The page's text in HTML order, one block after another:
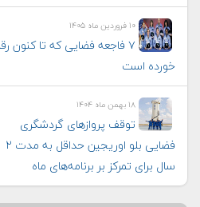
۱۰ فروردین ماه ۱۴۰۵
۷ فاجعه فضایی که تا کنون
خورده است
۱۸ بهمن ماه ۱۴۰۴
توقف پروازهای گردشگری
فضایی بلو اوریجین حداقل به مدت ۲
سال برای تمرکز بر برنامه‌های ماه